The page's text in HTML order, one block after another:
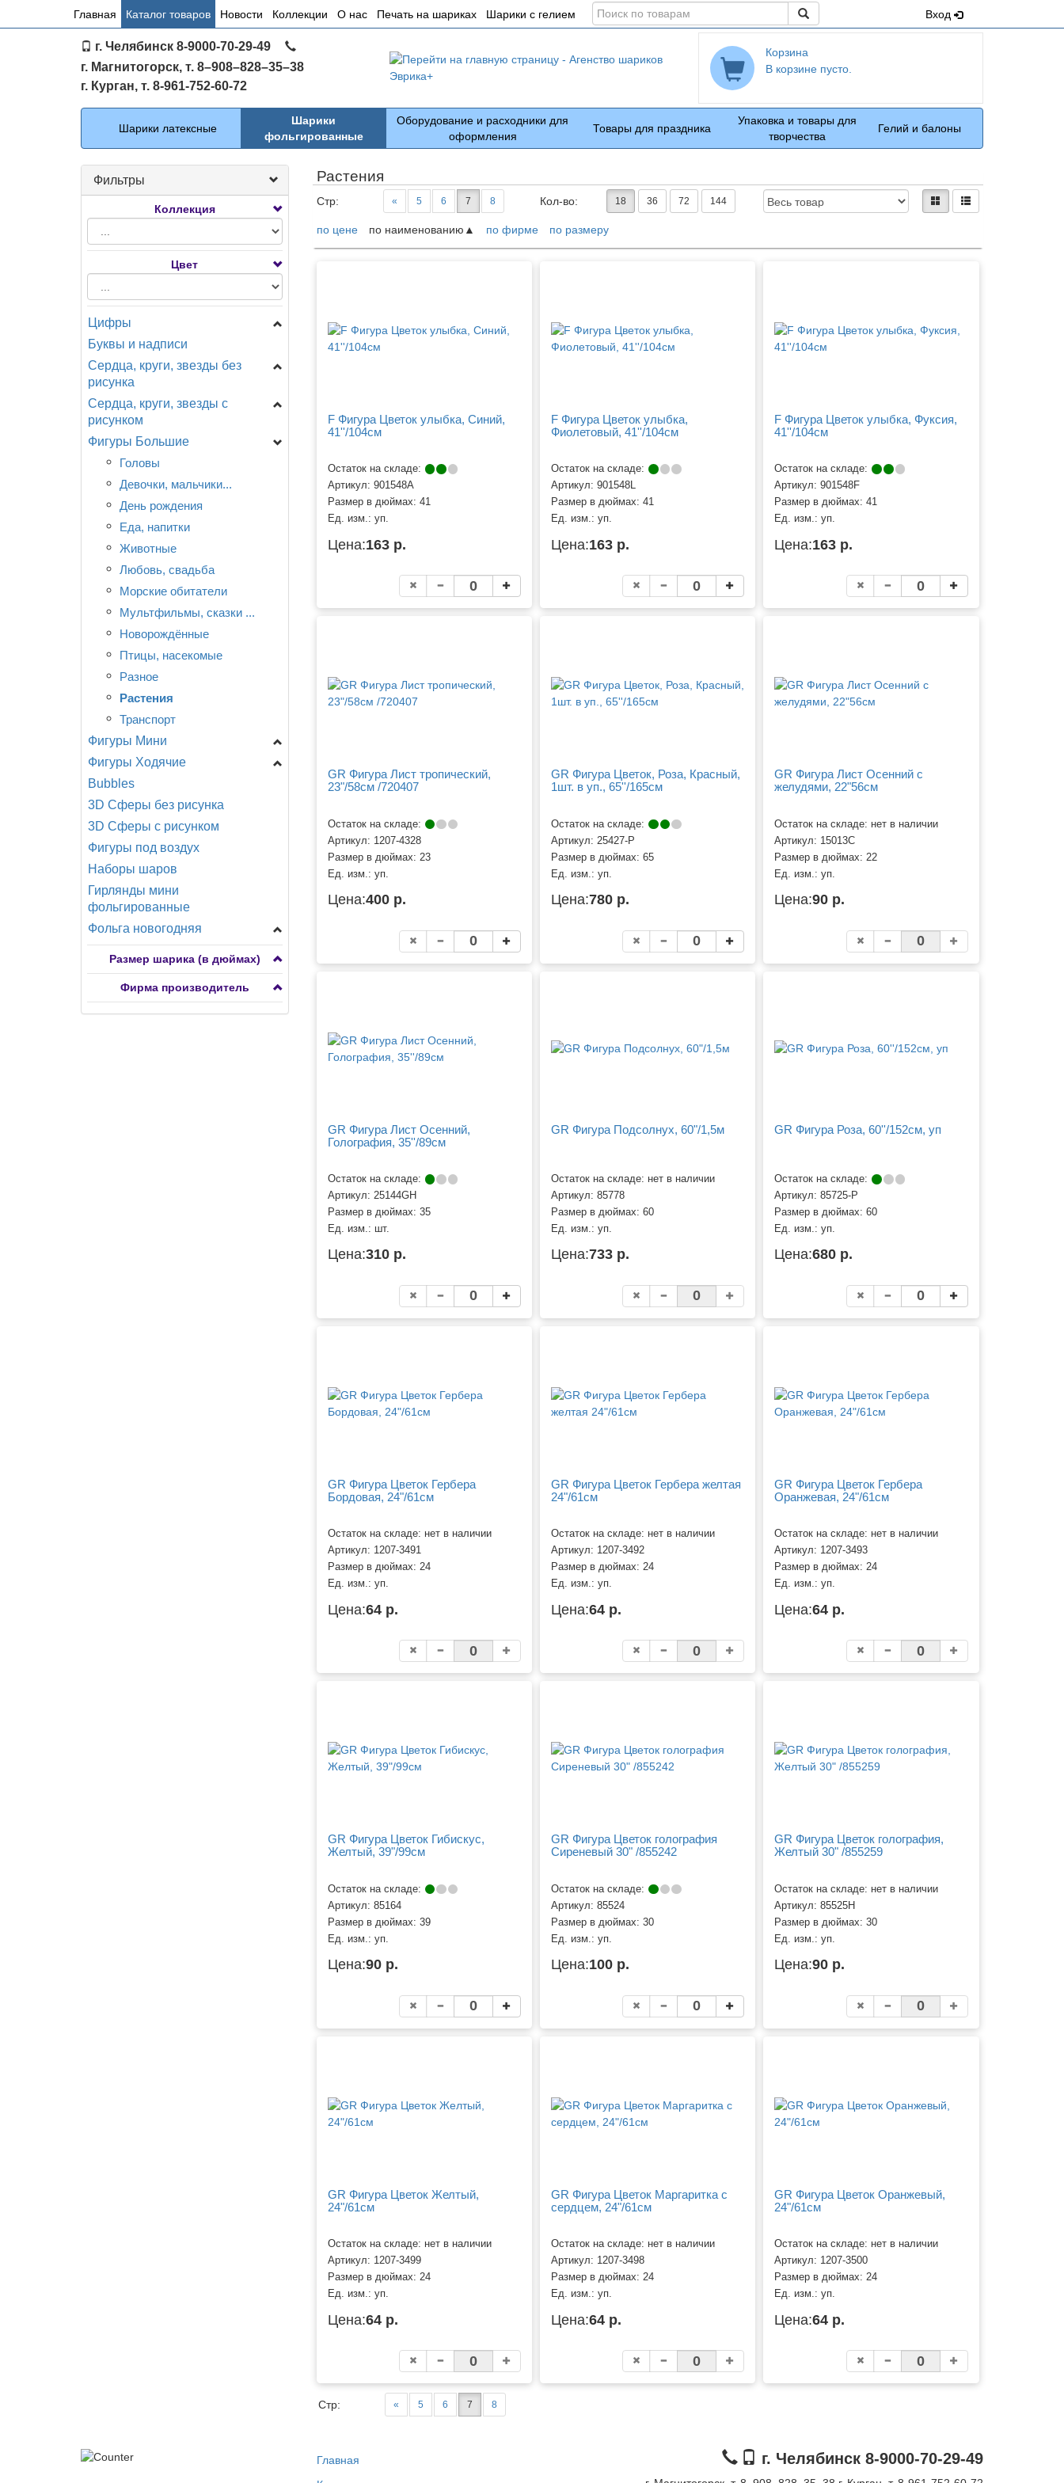
Основное
Главная Каталог товаров Новости Коллекции О нас Печать на шариках Шарики с гелием
Поиск
товарам
Вход
г. Челябинск 8-9000-70-29-49
г. Магнитогорск, т. 8–908–828–35–38
г. Курган, т. 8-961-752-60-72
Корзина
В корзине пусто.
Каталог
Шарики латексные
Шарики
фольгированные
Оборудование и расходники для
оформления
Товары для праздника
Упаковка и товары для
творчества
Гелий и балоны
Фильтры
Коллекция
Цвет
Цифры
Цифры Мини
Цифры на подставке
A - Анаграмм (США)
AG - Agura
(ИСПАНИЯ)
CTI - США
GR - Италия
CN - Китай
Разное
Буквы и надписи
Сердца, круги, звезды без
рисунка
Звезды
Сердца
Круги
Специальные
Сердца, круги, звезды с
рисунком
День Рождения
Новорождённым
Разное
Любовь, свадьба.
Детская тематика,
мультфильмы.
События, праздники.
Смайлы, улыбки.
Поздравляю!
Фигуры Большие
Головы
Девочки, мальчики...
День рождения
Еда, напитки
Животные
Любовь, свадьба
Морские обитатели
Мультфильмы, сказки ...
Новорождённые
Птицы, насекомые
Разное
Растения
Транспорт
Фигуры Мини
Shake, шар с ручкой
Головы
Девочки, мальчики
Динозавры, драконы
Еда, напитки
Животные
Мультфильмы
Новорожденные
Подводный мир
Птицы, бабочки,
насекомые
Разное
Растения
Фигуры Ходячие
A -Анаграмм
CN -Китай
Разное
Bubbles
3D Сферы без рисунка
3D Сферы с рисунком
Фигуры под воздух
Наборы шаров
Гирлянды мини
фольгированные
Фольга новогодняя
Фигуры мини
Фигуры большие
Сердца, круги, звезды,
Размер шарика (в дюймах)
Фирма производитель
Растения
Стр: « 5 6 7 8 Кол-во: 18 36 72 144
Доступность: Вид:плиткамирядами
по цене по наименованию по фирме по размеру
F Фигура Цветок улыбка, Синий,
41''/104см
Остаток на складе:
Артикул: 901548A
Размер в дюймах: 41
Ед. изм.: уп.
Цена:163 р.
F Фигура Цветок улыбка,
Фиолетовый, 41''/104см
Остаток на складе:
Артикул: 901548L
Размер в дюймах: 41
Ед. изм.: уп.
Цена:163 р.
F Фигура Цветок улыбка, Фуксия,
41''/104см
Остаток на складе:
Артикул:901548F
Размер в дюймах:41
Ед. изм.:уп.
Цена:163 р.
GR Фигура Лист тропический,
23"/58см /720407
Остаток на складе:
Артикул: 1207-4328
Размер в дюймах: 23
Ед. изм.: уп.
Цена:400 р.
GR Фигура Цветок, Роза, Красный,
1шт. в уп., 65''/165см
Остаток на складе:
Артикул: 25427-P
Размер в дюймах: 65
Ед. изм.: уп.
Цена:780 р.
GR Фигура Лист Осенний с
желудями, 22"56см
Остаток на складе: нет в наличии
Артикул: 15013C
Размер в дюймах: 22
Ед. изм.:уп.
Цена:90 р.
GR Фигура Лист Осенний,
Голография, 35''/89см
Остаток на складе:
Артикул: 25144GH
Размер в дюймах: 35
Ед. изм.: шт.
Цена:310 р.
GR Фигура Подсолнух, 60"/1,5м
Остаток на складе: нет в наличии
Артикул: 85778
Размер в дюймах: 60
Ед. изм.: уп.
Цена:733 р.
GR Фигура Роза, 60''/152см, уп
Остаток на складе:
Артикул:85725-P
Размер в дюймах:60
Ед. изм.:уп.
Цена:680 р.
GR Фигура Цветок Гербера
Бордовая, 24"/61см
Остаток на складе: нет в наличии
Артикул: 1207-3491
Размер в дюймах: 24
Ед. изм.: уп.
Цена:64 р.
GR Фигура Цветок Гербера желтая
24"/61см
Остаток на складе: нет в наличии
Артикул: 1207-3492
Размер в дюймах: 24
Ед. изм.: уп.
Цена:64 р.
GR Фигура Цветок Гербера
Оранжевая, 24"/61см
Остаток на складе: нет в наличии
Артикул: 1207-3493
Размер в дюймах:24
Ед. изм.:уп.
Цена:64 р.
GR Фигура Цветок Гибискус,
Желтый, 39"/99см
Остаток на складе:
Артикул: 85164
Размер в дюймах: 39
Ед. изм.: уп.
Цена:90 р.
GR Фигура Цветок голография
Сиреневый 30" /855242
Остаток на складе:
Артикул: 85524
Размер в дюймах: 30
Ед. изм.: уп.
Цена:100 р.
GR Фигура Цветок голография,
Желтый 30" /855259
Остаток на складе: нет в наличии
Артикул:85525H
Размер в дюймах:30
Ед. изм.:уп.
Цена:90 р.
GR Фигура Цветок Желтый,
24"/61см
Остаток на складе: нет в наличии
Артикул: 1207-3499
Размер в дюймах: 24
Ед. изм.: уп.
Цена:64 р.
GR Фигура Цветок Маргаритка с
сердцем, 24"/61см
Остаток на складе: нет в наличии
Артикул: 1207-3498
Размер в дюймах: 24
Ед. изм.: уп.
Цена:64 р.
GR Фигура Цветок Оранжевый,
24"/61см
Остаток на складе: нет в наличии
Артикул: 1207-3500
Размер в дюймах:24
Ед. изм.:уп.
Цена:64 р.
Стр: « 5 6 7 8
Главная
г. Челябинск 8-9000-70-29-49